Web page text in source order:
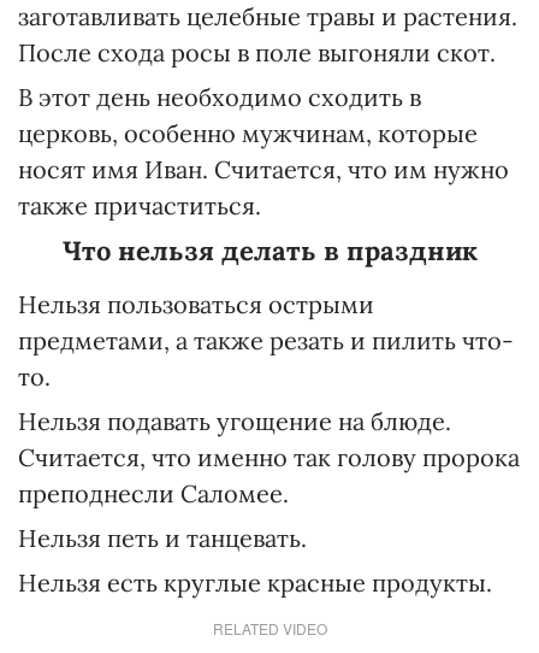
заготавливать целебные травы и растения.
После схода росы в поле выгоняли скот.
В этот день необходимо сходить в
церковь, особенно мужчинам, которые
носят имя Иван. Считается, что им нужно
также причаститься.
Что нельзя делать в праздник
Нельзя пользоваться острыми
предметами, а также резать и пилить что-
то.
Нельзя подавать угощение на блюде.
Считается, что именно так голову пророка
преподнесли Саломее.
Нельзя петь и танцевать.
Нельзя есть круглые красные продукты.
RELATED VIDEO